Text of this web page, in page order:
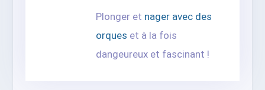
Plonger et nager avec des
orques et à la fois
dangeureux et fascinant !